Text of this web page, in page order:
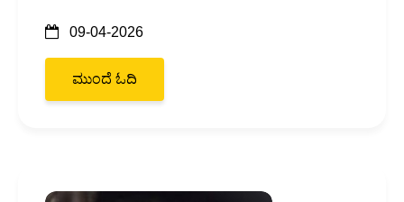
09-04-2026
ಮುಂದೆ ಓದಿ